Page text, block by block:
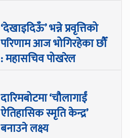
‘देखाइदिऊँ’ भन्ने प्रवृत्तिको
परिणाम आज भोगिरहेका छौँ
: महासचिव पोखरेल
दारिमबोटमा ‘चौलागाईं
ऐतिहासिक स्मृति केन्द्र’
बनाउने लक्ष्य